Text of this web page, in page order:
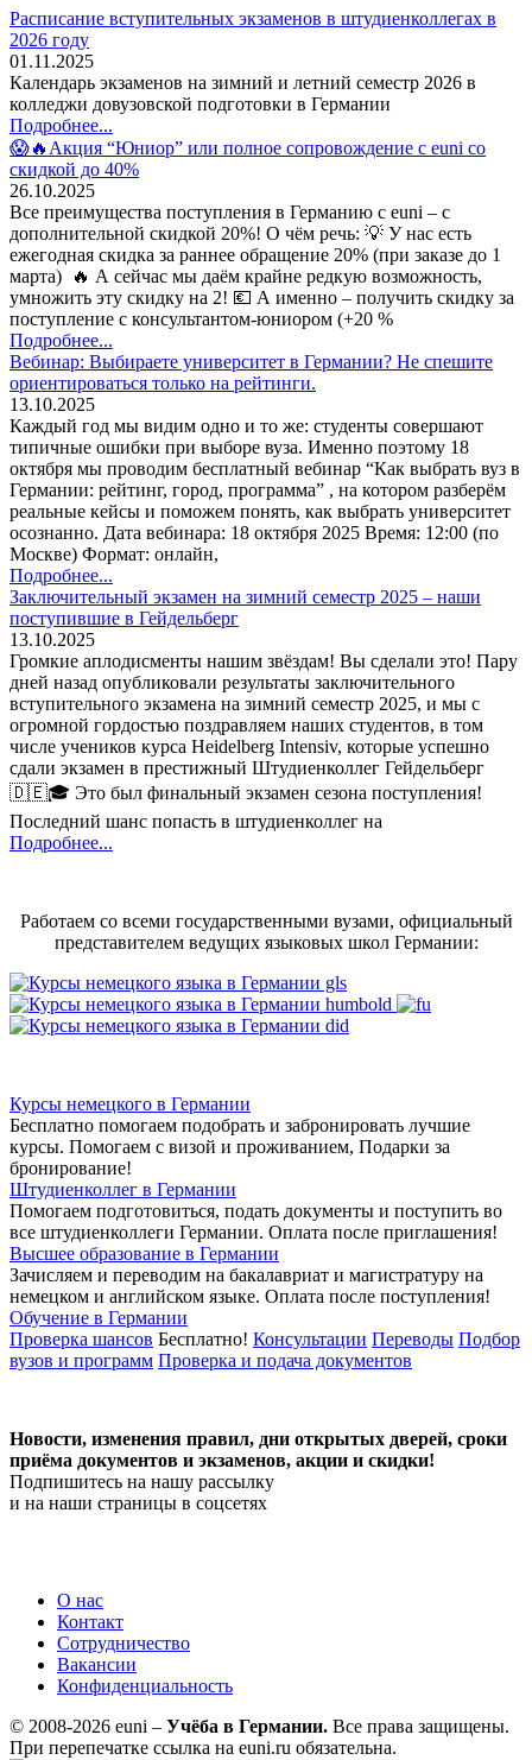
Расписание вступительных экзаменов в штудиенколлегах в
2026 году
01.11.2025
Календарь экзаменов на зимний и летний семестр 2026 в
колледжи довузовской подготовки в Германии
Подробнее...
😱🔥Акция “Юниор” или полное сопровождение с euni со
скидкой до 40%
26.10.2025
Все преимущества поступления в Германию с euni – с
дополнительной скидкой 20%! О чём речь: 💡 У нас есть
ежегодная скидка за раннее обращение 20% (при заказе до 1
марта) 🔥 А сейчас мы даём крайне редкую возможность,
умножить эту скидку на 2! 💶 А именно – получить скидку за
поступление с консультантом-юниором (+20 %
Подробнее...
Вебинар: Выбираете университет в Германии? Не спешите
ориентироваться только на рейтинги.
13.10.2025
Каждый год мы видим одно и то же: студенты совершают
типичные ошибки при выборе вуза. Именно поэтому 18
октября мы проводим бесплатный вебинар “Как выбрать вуз в
Германии: рейтинг, город, программа” , на котором разберём
реальные кейсы и поможем понять, как выбрать университет
осознанно. Дата вебинара: 18 октября 2025 Время: 12:00 (по
Москве) Формат: онлайн,
Подробнее...
Заключительный экзамен на зимний семестр 2025 – наши
поступившие в Гейдельберг
13.10.2025
Громкие аплодисменты нашим звёздам! Вы сделали это! Пару
дней назад опубликовали результаты заключительного
вступительного экзамена на зимний семестр 2025, и мы с
огромной гордостью поздравляем наших студентов, в том
числе учеников курса Heidelberg Intensiv, которые успешно
сдали экзамен в престижный Штудиенколлег Гейдельберг
🇩🇪🎓 Это был финальный экзамен сезона поступления!
Последний шанс попасть в штудиенколлег на
Подробнее...
Работаем со всеми государственными вузами, официальный
представителем ведущих языковых школ Германии:
Курсы немецкого в Германии
Бесплатно помогаем подобрать и забронировать лучшие
курсы. Помогаем с визой и проживанием, Подарки за
бронирование!
Штудиенколлег в Германии
Помогаем подготовиться, подать документы и поступить во
все штудиенколлеги Германии. Оплата после приглашения!
Высшее образование в Германии
Зачисляем и переводим на бакалавриат и магистратуру на
немецком и английском языке. Оплата после поступления!
Обучение в Германии
Проверка шансов Бесплатно! Консультации Переводы Подбор
вузов и программ Проверка и подача документов
Новости, изменения правил, дни открытых дверей, сроки
приёма документов и экзаменов, акции и скидки!
Подпишитесь на нашу рассылку
и на наши страницы в соцсетях
О нас
Контакт
Сотрудничество
Вакансии
Конфиденциальность
© 2008-2026 euni – Учёба в Германии. Все права защищены.
При перепечатке ссылка на euni.ru обязательна.